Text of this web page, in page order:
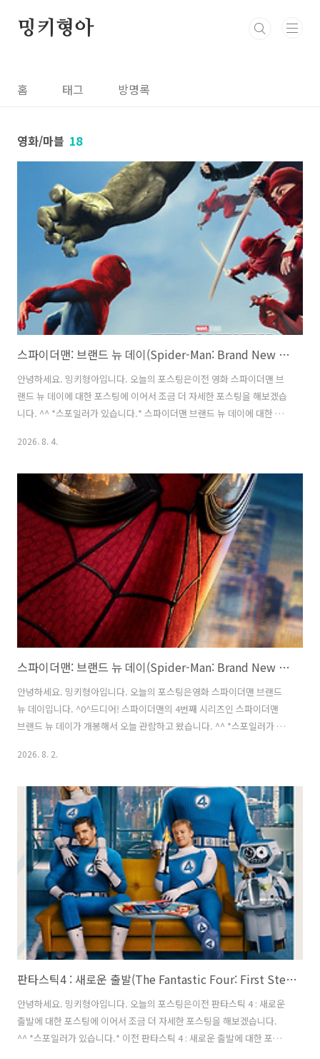
밍키형아
홈 태그 방명록
영화/마블 18
스파이더맨: 브랜드 뉴 데이(Spider-Man: Brand New Day / 2026) - 솔직 심층 후기
안녕하세요. 밍키형아입니다. 오늘의 포스팅은이전 영화 스파이더맨 브
랜드 뉴 데이에 대한 포스팅에 이어서 조금 더 자세한 포스팅을 해보겠습
니다. ^^ *스포일러가 있습니다.* 스파이더맨 브랜드 뉴 데이에 대한 포
(Spider-Man: Brand New Day / 2026) - 솔직 후기, 정보, 쿠키 영상 /
맨 브랜드 뉴 데이입니다. ^0^드디어! 스파이더맨의 4번째 시리즈인 스
파이더맨 브랜드 뉴 데이가 개봉해서 오늘 관람하고 왔습니다.mingky-
hyung-a.com인상적인 영화의 구성?스파이더맨 브랜드 뉴 데이는전체
적으로 하이틴 물 같았던이전 '톰 홀랜드'의 '스파이더..
2026. 8. 4.
스파이더맨: 브랜드 뉴 데이(Spider-Man: Brand New Day / 2026) - 솔직 후기, 정보, 쿠키 영상 / 하이틴 영화의 주인공이 아닌 진정한 스파이더맨으로 돌아온 피터 파커의 새로운 출발
안녕하세요. 밍키형아입니다. 오늘의 포스팅은영화 스파이더맨 브랜드
뉴 데이입니다. ^0^드디어! 스파이더맨의 4번째 시리즈인 스파이더맨
브랜드 뉴 데이가 개봉해서 오늘 관람하고 왔습니다. ^^ *스포일러가 있
판타지, 모험, SF등급 : 12세 이상 관람가개봉일 : 2026년 7월 29일러닝
디 싱크, 제이콥 배덜런, 존 버탈, 마크 버팔로제작비 : 2억 2500만 달러
제작사 : 컬럼비아 픽처스, 파스칼 픽처스, 마블 스튜디오 줄거리 '피터
파커(톰 홀랜드 분)'는 세상 모두에게 잊혀졌지만 친절한 이웃 '스파이더
맨'으로 뉴욕을 지키며 고독한 삶을 살아가고..
2026. 8. 2.
판타스틱4 : 새로운 출발(The Fantastic Four: First Steps) - 심층 솔직 후기
안녕하세요. 밍키형아입니다. 오늘의 포스팅은이전 판타스틱 4 : 새로운
출발에 대한 포스팅에 이어서 조금 더 자세한 포스팅을 해보겠습니다.
^^ *스포일러가 있습니다.* 이전 판타스틱 4 : 새로운 출발에 대한 포스